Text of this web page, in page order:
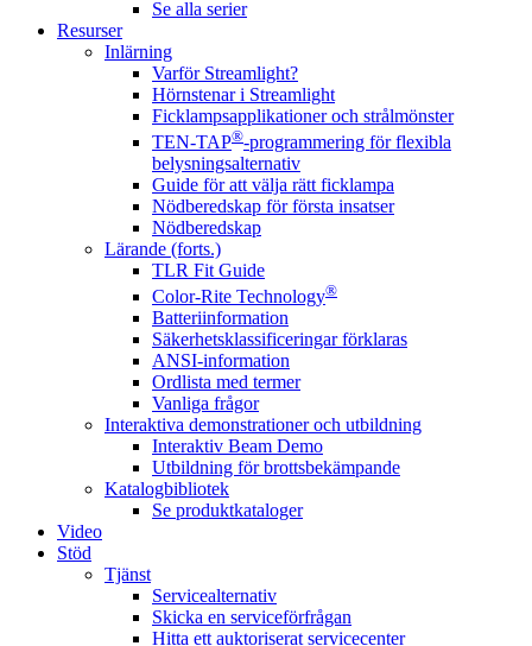
Se alla serier
Resurser
Inlärning
Varför Streamlight?
Hörnstenar i Streamlight
Ficklampsapplikationer och strålmönster
TEN-TAP®-programmering för flexibla
belysningsalternativ
Guide för att välja rätt ficklampa
Nödberedskap för första insatser
Nödberedskap
Lärande (forts.)
TLR Fit Guide
Color-Rite Technology®
Batteriinformation
Säkerhetsklassificeringar förklaras
ANSI-information
Ordlista med termer
Vanliga frågor
Interaktiva demonstrationer och utbildning
Interaktiv Beam Demo
Utbildning för brottsbekämpande
Katalogbibliotek
Se produktkataloger
Video
Stöd
Tjänst
Servicealternativ
Skicka en serviceförfrågan
Hitta ett auktoriserat servicecenter